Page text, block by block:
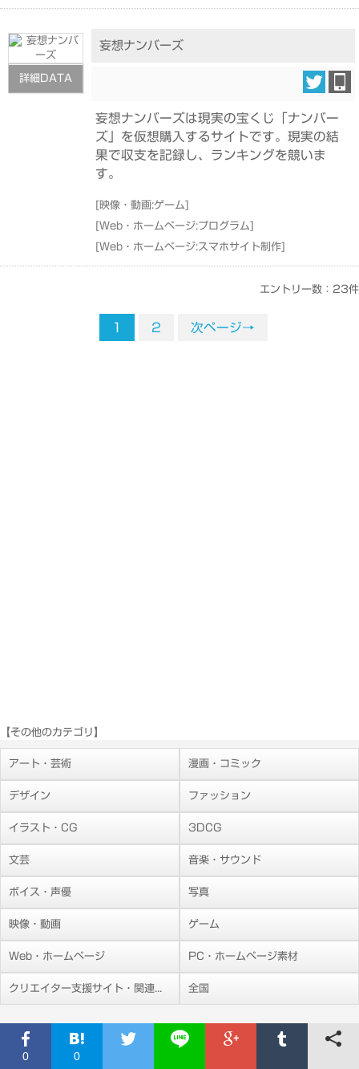
詳細DATA
妄想ナンバーズ
妄想ナンバーズは現実の宝くじ「ナンバー
ズ」を仮想購入するサイトです。現実の結
果で収支を記録し、ランキングを競いま
す。
[映像・動画:ゲーム]
[Web・ホームページ:プログラム]
[Web・ホームページ:スマホサイト制作]
エントリー数：23件
1 2 次ページ→
【その他のカテゴリ】
アート・芸術 漫画・コミック
デザイン ファッション
イラスト・CG 3DCG
文芸 音楽・サウンド
ボイス・声優 写真
映像・動画 ゲーム
Web・ホームページ PC・ホームページ素材
クリエイター支援サイト・関連施設 全国
0 0